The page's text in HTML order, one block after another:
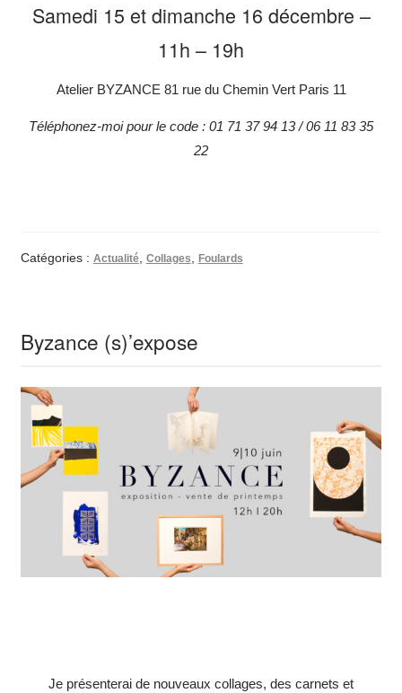
Samedi 15 et dimanche 16 décembre –
11h – 19h
Atelier BYZANCE 81 rue du Chemin Vert Paris 11
Téléphonez-moi pour le code : 01 71 37 94 13 / 06 11 83 35
22
Catégories : Actualité, Collages Foulards
Byzance (s)’expose
Je présenterai de nouveaux collages, des carnets et